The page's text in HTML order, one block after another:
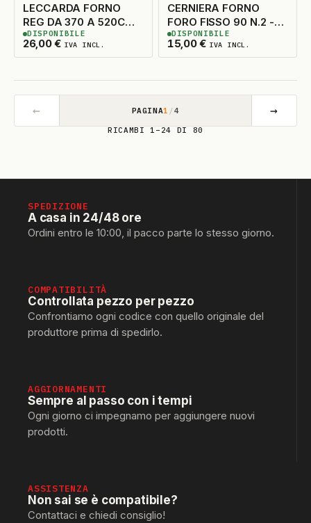
LECCARDA FORNO
REG DA 370 A 520CM
H 3CM
26,00€ IVA INCL.
3DISPONIBILI
DISPONIBILE
CERNIERA FORNO
FORO FISSO 90 N.2 -
CONTRO CERNIERA
441224
15,00€ IVA INCL.
2DISPONIBILI
DISPONIBILE
← PAGINA1 /4 →
RICAMBI 1–24 DI 80
SPEDIZIONE
A casa in 24/48 ore
Ordini entro le 10:00, il pacco parte lo stesso giorno.
COMPATIBILITÀ
Controllata pezzo per pezzo
Confrontiamo ogni codice con quello originale del
produttore prima di spedirlo.
AGGIORNAMENTI
Sempre al passo con i tempi
Ogni giorno ci impegnamo per aggiungere nuovi
prodotti.
ASSISTENZA
Non sai se è compatibile?
Contattaci e chiedi consiglio!